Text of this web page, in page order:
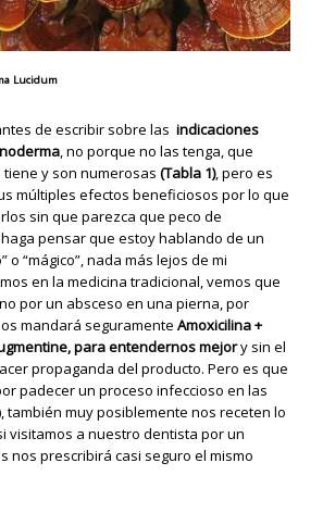
Lucidum
de escribir sobre las indicaciones
, no porque no las tenga, que
y son numerosas(Tabla 1), pero es
múltiples efectos beneficiosos por lo que
sin que parezca que peco de
pensar que estoy hablando de un
o “mágico”, nada más lejos de mi
en la medicina tradicional, vemos que
por un absceso en una pierna, por
mandará seguramenteAmoxicilina +
para entendernos mejory sin el
propaganda del producto. Pero es que
padecer un proceso infeccioso en las
también muy posiblemente nos receten lo
visitamos a nuestro dentista por un
nos prescribirá casi seguro el mismo